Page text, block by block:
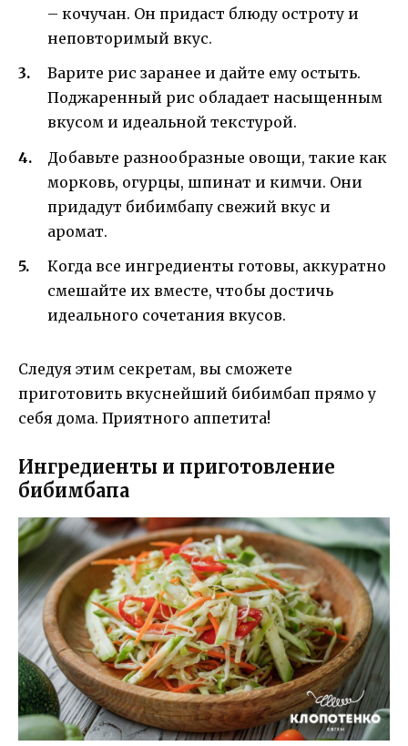
– кочучан. Он придаст блюду остроту и
неповторимый вкус.
Варите рис заранее и дайте ему остыть.
Поджаренный рис обладает насыщенным
вкусом и идеальной текстурой.
Добавьте разнообразные овощи, такие как
морковь, огурцы, шпинат и кимчи. Они
придадут бибимбапу свежий вкус и
аромат.
Когда все ингредиенты готовы, аккуратно
смешайте их вместе, чтобы достичь
идеального сочетания вкусов.
Следуя этим секретам, вы сможете
приготовить вкуснейший бибимбап прямо у
себя дома. Приятного аппетита!
Ингредиенты и приготовление
бибимбапа